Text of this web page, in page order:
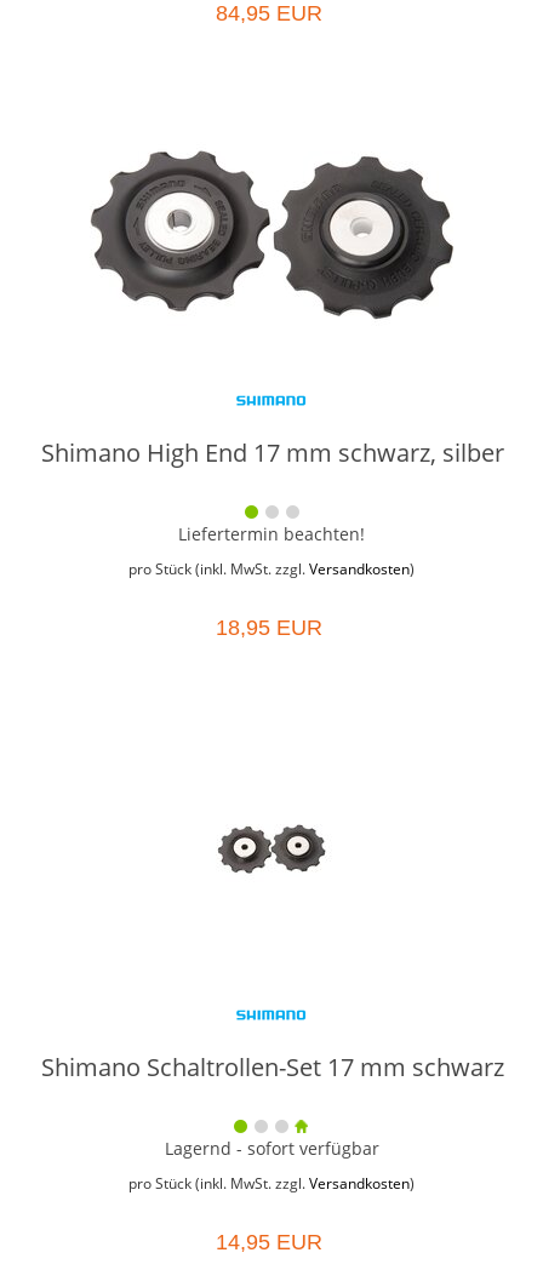
84,95 EUR
Shimano High End 17 mm schwarz, silber
Liefertermin beachten!
pro Stück (inkl. MwSt. zzgl. Versandkosten)
18,95 EUR
Shimano Schaltrollen-Set 17 mm schwarz
Lagernd - sofort verfügbar
pro Stück (inkl. MwSt. zzgl. Versandkosten)
14,95 EUR